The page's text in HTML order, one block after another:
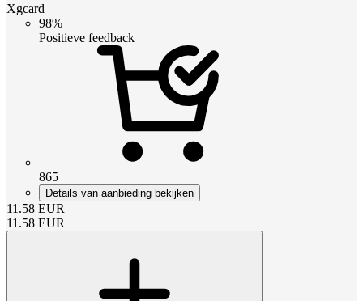
Xgcard
98%
Positieve feedback
865
Details van aanbieding bekijken
11.58 EUR
11.58 EUR